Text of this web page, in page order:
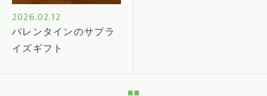
2026.02.12
バレンタインのサプラ
イズギフト